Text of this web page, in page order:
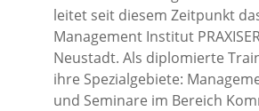
leitet seit diesem Zeitpunkt
Management Institut
Neustadt. Als diplomierte
ihre Spezialgebiete:
und Seminare im Bereich